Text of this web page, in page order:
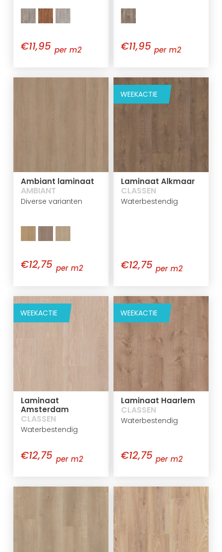
€11,95 per m2 €11,95 per m2
Ambiant laminaat
AMBIANT
Diverse varianten
€12,75 per m2
WEEKACTIE
Laminaat Alkmaar
CLASSEN
Waterbestendig
€12,75 per m2
WEEKACTIE
Laminaat
Amsterdam
CLASSEN
Waterbestendig
€12,75 per m2
WEEKACTIE
Laminaat Haarlem
CLASSEN
Waterbestendig
€12,75 per m2